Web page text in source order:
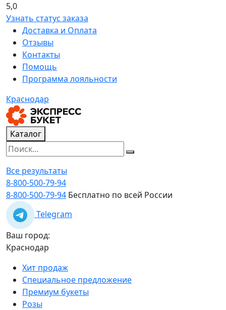
5,0
Узнать статус заказа
Доставка и Оплата
Отзывы
Контакты
Помощь
Программа лояльности
Краснодар
Каталог
Все результаты
8-800-500-79-94
8-800-500-79-94 Бесплатно по всей России
Telegram
Ваш город:
Краснодар
Хит продаж
Специальное предложение
Премиум букеты
Розы